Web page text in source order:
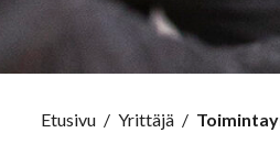
Etusivu / Yrittäjä /